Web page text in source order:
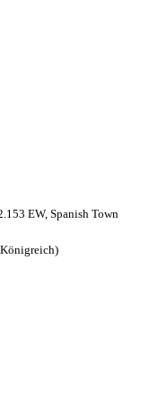
EW, Spanish Town